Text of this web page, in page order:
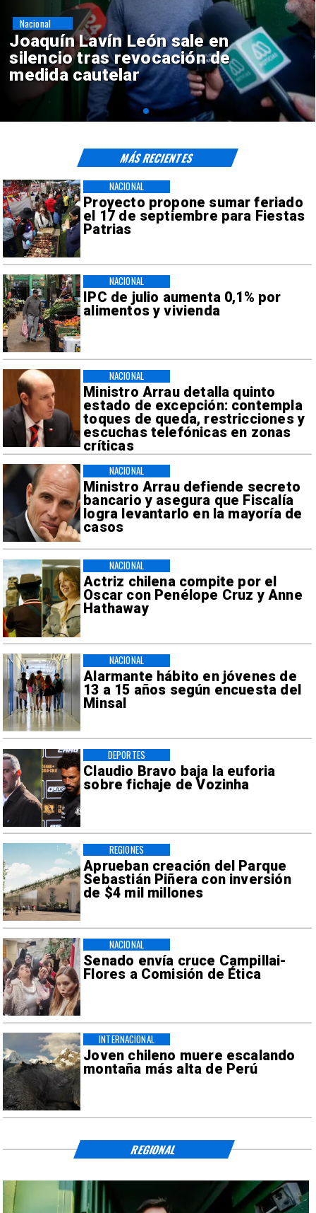
Chile y Venezuela formalizan
reinicio de relaciones
consulares
Nacional
Proyecto propone sumar feriado
el 17 de septiembre para Fiestas
Patrias
NACIONAL
IPC de julio aumenta 0,1% por
alimentos y vivienda
NACIONAL
Ministro Arrau detalla quinto
estado de excepción: contempla
toques de queda, restricciones y
escuchas telefónicas en zonas
críticas
NACIONAL
Ministro Arrau defiende secreto
bancario y asegura que Fiscalía
logra levantarlo en la mayoría de
casos
NACIONAL
Actriz chilena compite por el
Oscar con Penélope Cruz y Anne
Hathaway
NACIONAL
Alarmante hábito en jóvenes de
13 a 15 años según encuesta del
Minsal
NACIONAL
Claudio Bravo baja la euforia
sobre fichaje de Vozinha
DEPORTES
Aprueban creación del Parque
Sebastián Piñera con inversión
de $4 mil millones
REGIONES
Senado envía cruce Campillai-
Flores a Comisión de Ética
NACIONAL
Joven chileno muere escalando
montaña más alta de Perú
INTERNACIONAL
MÁS RECIENTES
REGIONAL